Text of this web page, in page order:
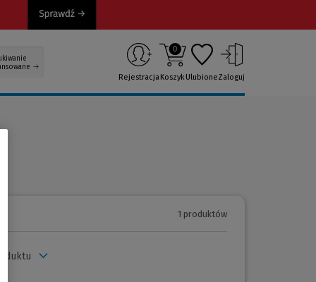
Rejestracja
0
KoszykUlubioneZaloguj
1 produktów